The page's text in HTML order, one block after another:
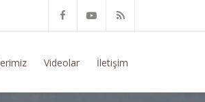
Videolar İletişim